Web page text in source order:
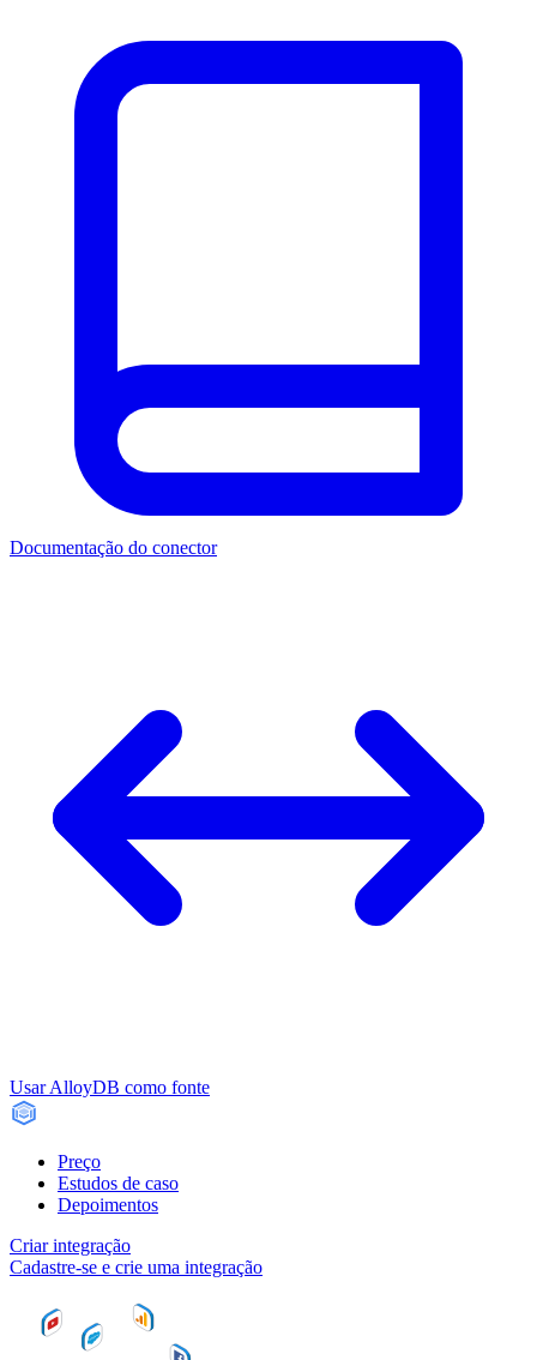
Documentação do conector
Usar AlloyDB como fonte
Preço
Estudos de caso
Depoimentos
Criar integração
Cadastre-se e crie uma integração